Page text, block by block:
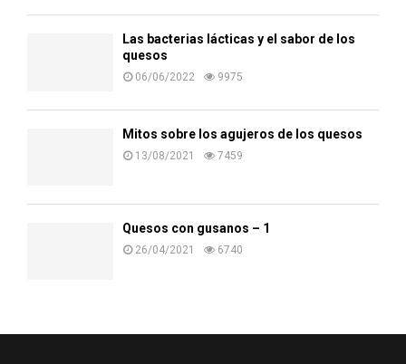
Las bacterias lácticas y el sabor de los
quesos
06/06/2022 9975
Mitos sobre los agujeros de los quesos
13/08/2021 7459
Quesos con gusanos – 1
26/04/2021 6740